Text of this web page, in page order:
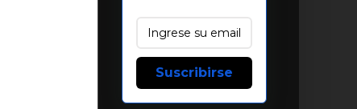
Suscribirse